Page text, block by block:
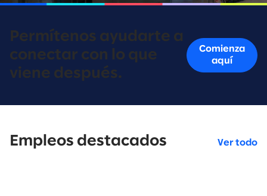
Permítenos ayudarte a
conectar con lo que
viene después.
Comienza
aquí
Empleos destacados Ver todo